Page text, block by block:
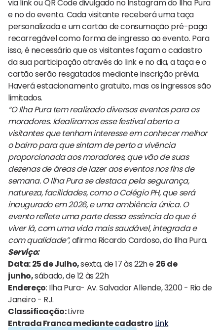
via link ou QR Code divulgado no Instagram do Ilha Pura
e no do evento. Cada visitante receberá uma taça
personalizada e um cartão de consumação pré-pago
recarregável como forma de ingresso ao evento. Para
isso, é necessário que os visitantes façam o cadastro
da sua participação através do link e no dia, a taça e o
cartão serão resgatados mediante inscrição prévia.
Haverá estacionamento gratuito, mas os ingressos são
limitados.
“O Ilha Pura tem realizado diversos eventos para os
moradores. Idealizamos esse festival aberto a
visitantes que tenham interesse em conhecer melhor
o bairro para que sintam de perto a vivência
proporcionada aos moradores, que vão de suas
dezenas de áreas de lazer aos eventos nos fins de
semana. O Ilha Pura se destaca pela segurança,
natureza, facilidades, como o Colégio PH, que será
inaugurado em 2026, e uma ambiência única. O
evento reflete uma parte dessa essência do que é
viver lá, com uma vida mais saudável, integrada e
com qualidade”, afirma Ricardo Cardoso, do Ilha Pura.
Serviço:
Data: 25 de Julho,sexta, de 17 às 22h e 26 de
junho,sábado, de 12 às 22h
Endereço: Ilha Pura- Av. Salvador Allende, 3200 - Rio de
Janeiro - RJ.
Classificação:Livre
Entrada Franca mediante cadastro Link